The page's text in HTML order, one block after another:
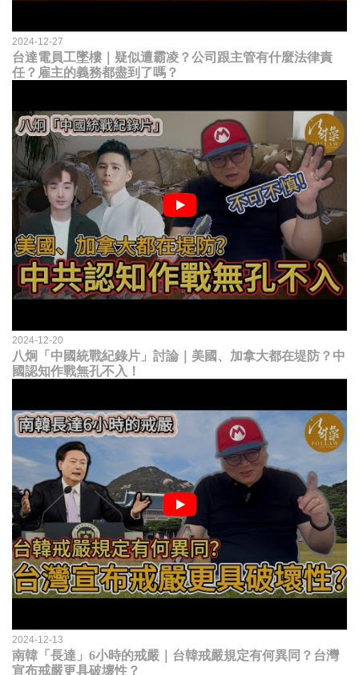
2024-12-27
台達電員工墜樓｜疑似遭霸凌？公司跟主管有什麼法律責
任？雇主的義務都盡到了嗎？
2024-12-20
八炯「中國統戰紀錄片」討論｜美國、加拿大都在堤防？中
國認知作戰無孔不入！
2024-12-13
南韓「長達」6小時的戒嚴｜台韓戒嚴規定有何異同？台灣
宣布戒嚴更具破壞性？